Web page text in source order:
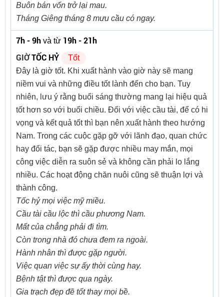
Buôn bán vốn trở lại mau.
Tháng Giêng tháng 8 mưu cầu có ngay.
7h - 9h và từ 19h - 21h
GIỜTỐC HỶ
Tốt
Đây là giờ tốt. Khi xuất hành vào giờ này sẽ mang
niềm vui và những điều tốt lành đến cho bạn. Tuy
nhiên, lưu ý rằng buổi sáng thường mang lại hiệu quả
tốt hơn so với buổi chiều. Đối với việc cầu tài, để có hi
vọng và kết quả tốt thì bạn nên xuất hành theo hướng
Nam. Trong các cuộc gặp gỡ với lãnh đạo, quan chức
hay đối tác, bạn sẽ gặp được nhiều may mắn, mọi
công việc diễn ra suôn sẻ và không cần phải lo lắng
nhiều. Các hoạt động chăn nuôi cũng sẽ thuận lợi và
thành công.
Tốc hỷ mọi việc mỹ miều.
Cầu tài cầu lộc thì cầu phương Nam.
Mất của chẳng phải đi tìm.
Còn trong nhà đó chưa đem ra ngoài.
Hành nhân thì được gặp người.
Việc quan việc sự ấy thời cùng hay.
Bệnh tật thì được qua ngày.
Gia trạch đẹp đẽ tốt thay mọi bề.